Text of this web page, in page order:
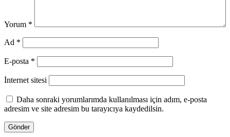
Yorum *
Ad *
E-posta *
İnternet sitesi
Daha sonraki yorumlarımda kullanılması için adım, e-posta
adresim ve site adresim bu tarayıcıya kaydedilsin.